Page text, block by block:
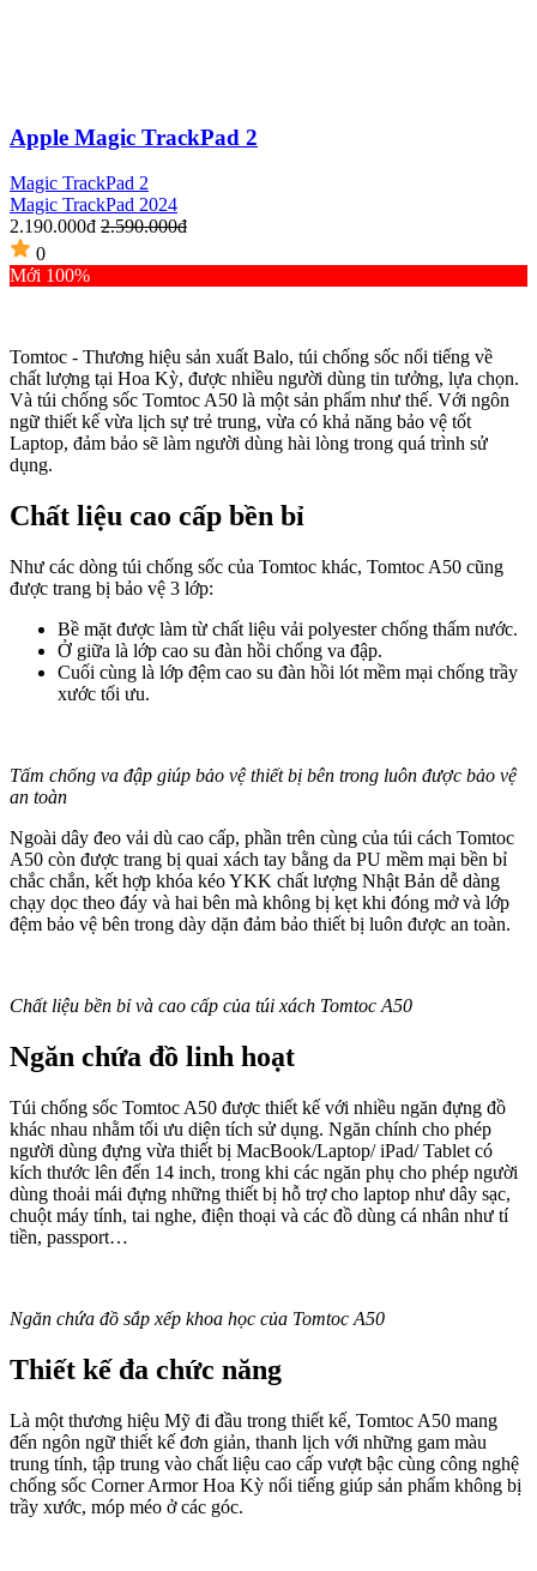
Apple Magic TrackPad 2
Magic TrackPad 2
Magic TrackPad 2024
2.190.000đ 2.590.000đ
0
Mới 100%
Tomtoc - Thương hiệu sản xuất Balo, túi chống sốc nổi tiếng về
chất lượng tại Hoa Kỳ, được nhiều người dùng tin tưởng, lựa chọn.
Và túi chống sốc Tomtoc A50 là một sản phẩm như thế. Với ngôn
ngữ thiết kế vừa lịch sự trẻ trung, vừa có khả năng bảo vệ tốt
Laptop, đảm bảo sẽ làm người dùng hài lòng trong quá trình sử
dụng.
Chất liệu cao cấp bền bỉ
Như các dòng túi chống sốc của Tomtoc khác, Tomtoc A50 cũng
được trang bị bảo vệ 3 lớp:
Bề mặt được làm từ chất liệu vải polyester chống thấm nước.
Ở giữa là lớp cao su đàn hồi chống va đập.
Cuối cùng là lớp đệm cao su đàn hồi lót mềm mại chống trầy
xước tối ưu.
Tấm chống va đập giúp bảo vệ thiết bị bên trong luôn được bảo vệ
an toàn
Ngoài dây đeo vải dù cao cấp, phần trên cùng của túi cách Tomtoc
A50 còn được trang bị quai xách tay bằng da PU mềm mại bền bỉ
chắc chắn, kết hợp khóa kéo YKK chất lượng Nhật Bản dễ dàng
chạy dọc theo đáy và hai bên mà không bị kẹt khi đóng mở và lớp
đệm bảo vệ bên trong dày dặn đảm bảo thiết bị luôn được an toàn.
Chất liệu bền bỉ và cao cấp của túi xách Tomtoc A50
Ngăn chứa đồ linh hoạt
Túi chống sốc Tomtoc A50 được thiết kế với nhiều ngăn đựng đồ
khác nhau nhằm tối ưu diện tích sử dụng. Ngăn chính cho phép
người dùng đựng vừa thiết bị MacBook/Laptop/ iPad/ Tablet có
kích thước lên đến 14 inch, trong khi các ngăn phụ cho phép người
dùng thoải mái đựng những thiết bị hỗ trợ cho laptop như dây sạc,
chuột máy tính, tai nghe, điện thoại và các đồ dùng cá nhân như tí
tiền, passport…
Ngăn chứa đồ sắp xếp khoa học của Tomtoc A50
Thiết kế đa chức năng
Là một thương hiệu Mỹ đi đầu trong thiết kế, Tomtoc A50 mang
đến ngôn ngữ thiết kế đơn giản, thanh lịch với những gam màu
trung tính, tập trung vào chất liệu cao cấp vượt bậc cùng công nghệ
chống sốc Corner Armor Hoa Kỳ nổi tiếng giúp sản phẩm không bị
trầy xước, móp méo ở các góc.